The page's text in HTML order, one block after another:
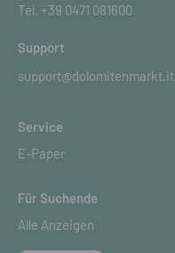
Tel. +39 0471 081600
Support
support@dolomitenmarkt.it
Service
E-Paper
Für Suchende
Alle Anzeigen